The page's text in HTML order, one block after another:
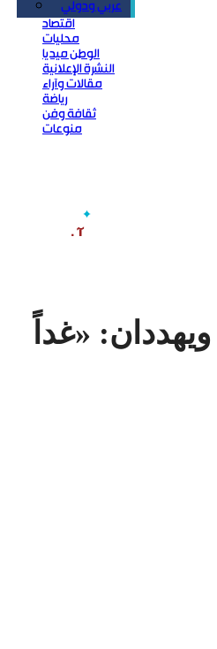
عربي ودولي
اقتصاد
محليات
الوطن ميديا
النشرة الإعلانية
مقالات وآراء
رياضة
ثقافة وفن
منوعات
‫آخر
«غداً